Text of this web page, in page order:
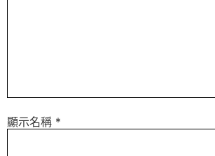
顯示名稱 *